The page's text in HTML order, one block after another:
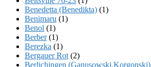
Benedetta (Benedikta) (1)
Benimaru (1)
Benol (1)
Berber(1)
Berezka (1)
Bergauer Rot (2)
Berlichingen (Ganusowski,Korgonski)